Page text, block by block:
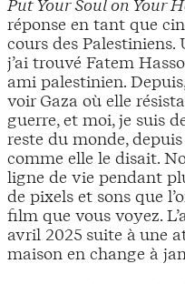
Put Your Soul on Your
réponse en tant que
cours des
j’ai trouvé Fatem
ami palestinien.
voir Gaza où elle
guerre, et moi, je suis
reste du monde,
comme elle le disait.
ligne de vie pendant
de pixels et sons que
film que vous voyez.
avril 2025 suite à une
maison en change à